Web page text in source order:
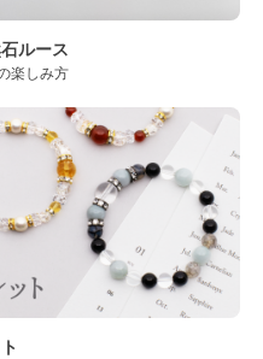
ルース
楽しみ方